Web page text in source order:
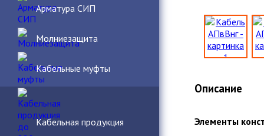
Арматура СИП
Молниезащита
Кабельные муфты
Кабельная продукция
Описание
Элементы